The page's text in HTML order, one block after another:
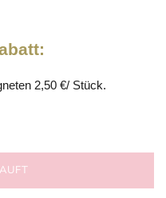
2,50 €/ Stück.